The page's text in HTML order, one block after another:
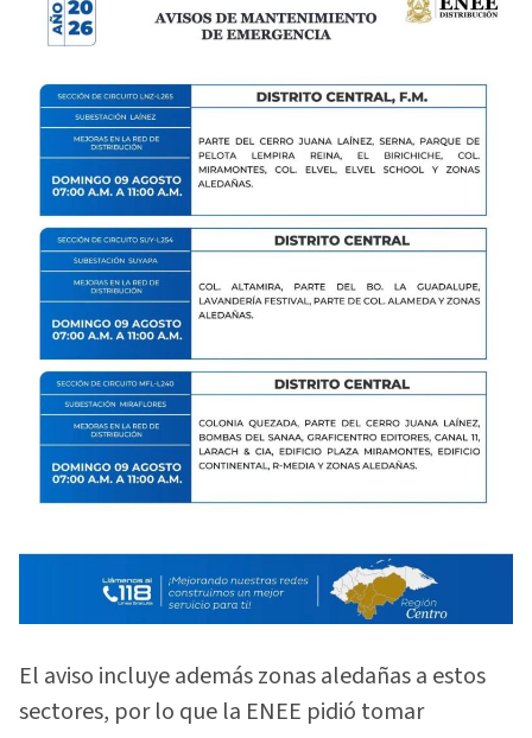
El aviso incluye además zonas aledañas a estos
sectores, por lo que la ENEE pidió tomar